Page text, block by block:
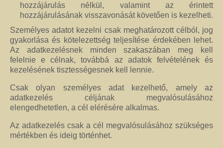
hozzájárulás nélkül, valamint az érintett
hozzájárulásának visszavonását követően is kezelheti.
Személyes adatot kezelni csak meghatározott célból, jog
gyakorlása és kötelezettség teljesítése érdekében lehet.
Az adatkezelésnek minden szakaszában meg kell
felelnie e célnak, továbbá az adatok felvételének és
kezelésének tisztességesnek kell lennie.
Csak olyan személyes adat kezelhető, amely az
adatkezelés céljának megvalósulásához
elengedhetetlen, a cél elérésére alkalmas.
Az adatkezelés csak a cél megvalósulásához szükséges
mértékben és ideig történhet.